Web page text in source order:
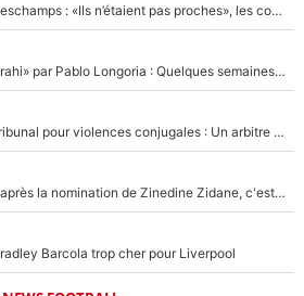
Zinédine Zidane et Didier Deschamps : «Ils n’étaient pas proches», les confidences d’un membre de l’équipe de France 1998 sur leur relation spéciale
Medhi Benatia s'est «senti trahi» par Pablo Longoria : Quelques semaines après son départ, l'ancien directeur de football de l'OM règle ses comptes
Des terrains de Ligue 1 au tribunal pour violences conjugales : Un arbitre français encourt une peine de 18 mois de prison !
Equipe de France : 10 jours après la nomination de Zinedine Zidane, c'est au tour de son fils de prendre un nouveau départ !
Barcola trop cher pour Liverpool